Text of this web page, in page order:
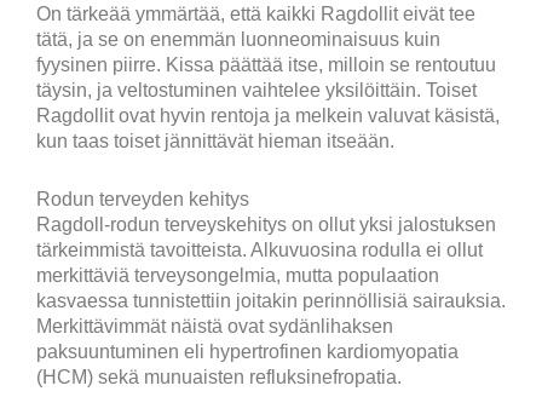
On tärkeää ymmärtää, että kaikki Ragdollit eivät tee
tätä, ja se on enemmän luonneominaisuus kuin
fyysinen piirre. Kissa päättää itse, milloin se rentoutuu
täysin, ja veltostuminen vaihtelee yksilöittäin. Toiset
Ragdollit ovat hyvin rentoja ja melkein valuvat käsistä,
kun taas toiset jännittävät hieman itseään.
Rodun terveyden kehitys
Ragdoll-rodun terveyskehitys on ollut yksi jalostuksen
tärkeimmistä tavoitteista. Alkuvuosina rodulla ei ollut
merkittäviä terveysongelmia, mutta populaation
kasvaessa tunnistettiin joitakin perinnöllisiä sairauksia.
Merkittävimmät näistä ovat sydänlihaksen
paksuuntuminen eli hypertrofinen kardiomyopatia
(HCM) sekä munuaisten refluksinefropatia.